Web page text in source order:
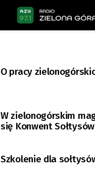
O pracy
W zielonogórskim
się Konwent Sołtysów
Szkolenie dla